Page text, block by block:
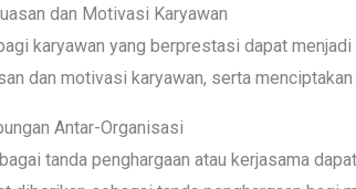
dan Motivasi Karyawan
karyawan yang berprestasi dapat
dan motivasi karyawan, serta
Antar-Organisasi
tanda penghargaan atau kerjasama